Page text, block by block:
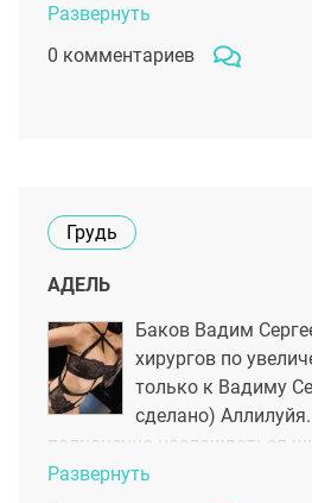
каждый день, становитесь
волос, от мыслей до
Развернуть
0 комментариев
Грудь
АДЕЛЬ
Баков Вадим
хирургов по
только к Вадиму
сделано)
полноценно наслаждаться
Развернуть